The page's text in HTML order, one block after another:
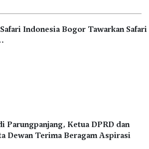
Indonesia Bogor Tawarkan Safari
Parungpanjang, Ketua DPRD dan
Dewan Terima Beragam Aspirasi